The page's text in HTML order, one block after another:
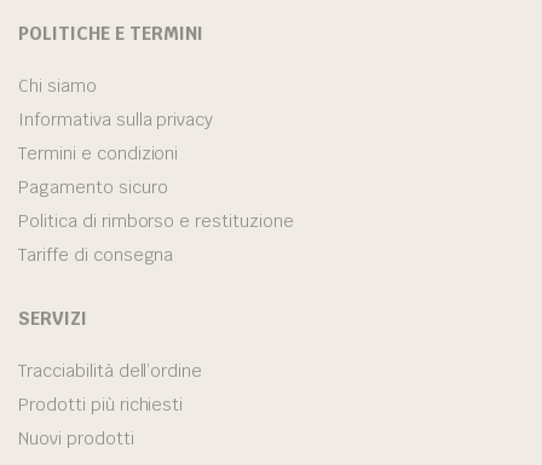
POLITICHE E TERMINI
Chi siamo
Informativa sulla privacy
Termini e condizioni
Pagamento sicuro
Politica di rimborso e restituzione
Tariffe di consegna
SERVIZI
Tracciabilità dell’ordine
Prodotti più richiesti
Nuovi prodotti